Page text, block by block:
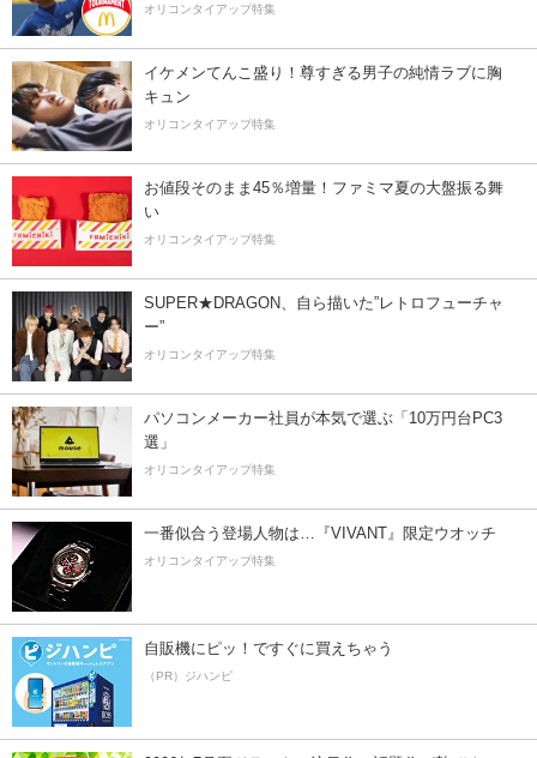
オリコンタイアップ特集
イケメンてんこ盛り！尊すぎる男子の純情ラブに胸
キュン
オリコンタイアップ特集
お値段そのまま45％増量！ファミマ夏の大盤振る舞
い
オリコンタイアップ特集
SUPER★DRAGON、自ら描いた”レトロフューチャ
ー”
オリコンタイアップ特集
パソコンメーカー社員が本気で選ぶ「10万円台PC3
選」
オリコンタイアップ特集
一番似合う登場人物は…『VIVANT』限定ウオッチ
オリコンタイアップ特集
自販機にピッ！ですぐに買えちゃう
（PR）ジハンピ